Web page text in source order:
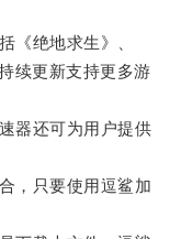
绝地求生》、
续更新支持更多游
器还可为用户提供
，只要使用逗鲨加